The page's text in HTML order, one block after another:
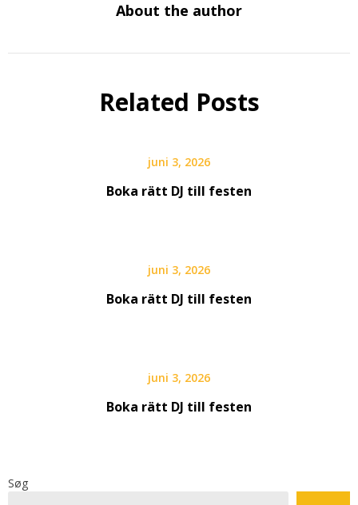
About the author
Related Posts
juni 3, 2026
Boka rätt DJ till festen
juni 3, 2026
Boka rätt DJ till festen
juni 3, 2026
Boka rätt DJ till festen
Søg